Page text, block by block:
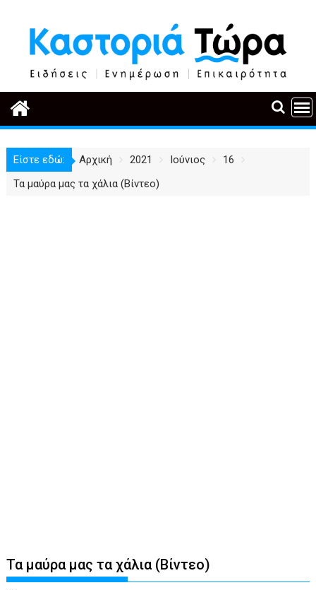
περιεχόμενο
Είστε εδώ: Αρχική 2021 Ιούνιος
16
Τα μαύρα μας τα χάλια (Βίντεο)
Τα μαύρα μας τα χάλια (Βίντεο)